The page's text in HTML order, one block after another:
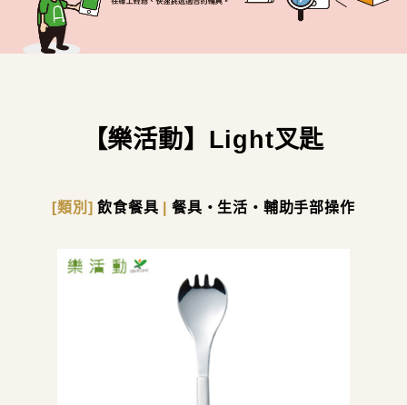
【樂活動】Light叉匙
[類別]飲食餐具 餐具・生活・輔助手部操作